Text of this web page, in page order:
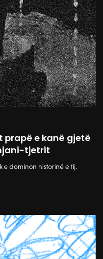
prapë e kanë gjetë
tjetrit
e dominon historinë e tij.